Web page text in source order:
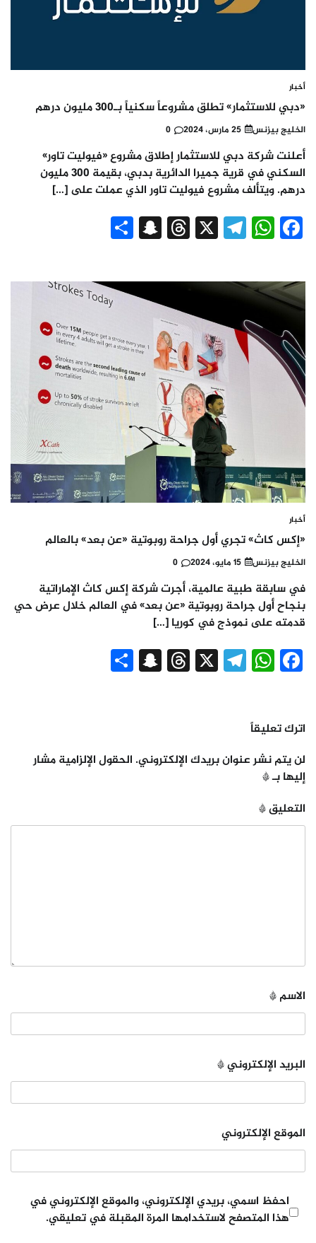
أخبار
«دبي للاستثمار» تطلق مشروعاً سكنياً بـ300 مليون درهم
الخليج بيزنس 25 مارس، 2024 0
أعلنت شركة دبي للاستثمار إطلاق مشروع «فيوليت تاور»
السكني في قرية جميرا الدائرية بدبي، بقيمة 300 مليون
درهم. ويتألف مشروع فيوليت تاور الذي عملت على […]
Facebook
WhatsApp
Telegram
X
Threads
Snapchat
Share
أخبار
«إكس كاث» تجري أول جراحة روبوتية «عن بعد» بالعالم
الخليج بيزنس 15 مايو، 2024 0
في سابقة طبية عالمية، أجرت شركة إكس كاث الإماراتية
بنجاح أول جراحة روبوتية «عن بعد» في العالم خلال عرض حي
قدمته على نموذج في كوريا […]
Facebook
WhatsApp
Telegram
X
Threads
Snapchat
Share
اترك تعليقاً
لن يتم نشر عنوان بريدك الإلكتروني. الحقول الإلزامية مشار
إليها بـ*
التعليق*
الاسم*
البريد الإلكتروني*
الموقع الإلكتروني
احفظ اسمي، بريدي الإلكتروني، والموقع الإلكتروني في
هذا المتصفح لاستخدامها المرة المقبلة في تعليقي.